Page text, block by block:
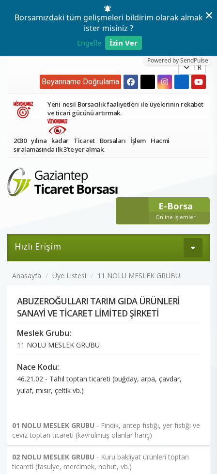
Borsamızdaki tüm gelişmeleri bildirim olarak almak
ister misiniz ?
Engelle İzin Ver
Powered by SendPulse
×
TR
Beyanname Doğrulama
Yeni nesil Borsacılık faaliyetleri ile üyelerinin rekabet
ve ticari gücünü artırmak.
2030 yılına kadar Ticaret Borsaları İşlem Hacmi
sıralamasında ilk 3’te yer almak.
E-Borsa
Online İşlemler
Hızlı Erişim
Anasayfa Üye Listesi 11 NOLU MESLEK GRUBU
ABUZEROĞULLARI TARIM GIDA ÜRÜNLERİ
SANAYİ VE TİCARET LİMİTED ŞİRKETİ
Meslek Grubu:
11 NOLU MESLEK GRUBU
Nace Kodu:
46.21.02 - Tahıl toptan ticareti (buğday, arpa, çavdar,
yulaf, mısır, çeltik vb.)
01 NOLU MESLEK GRUBU - Fındık, antep fıstığı, yer fıstığı ve
ceviz toptan ticareti (kavrulmuş olanlar hariç)
02 NOLU MESLEK GRUBU - Kuru bakliyat ürünleri toptan
ticareti (fasulye, mercimek, nohut, vb.)